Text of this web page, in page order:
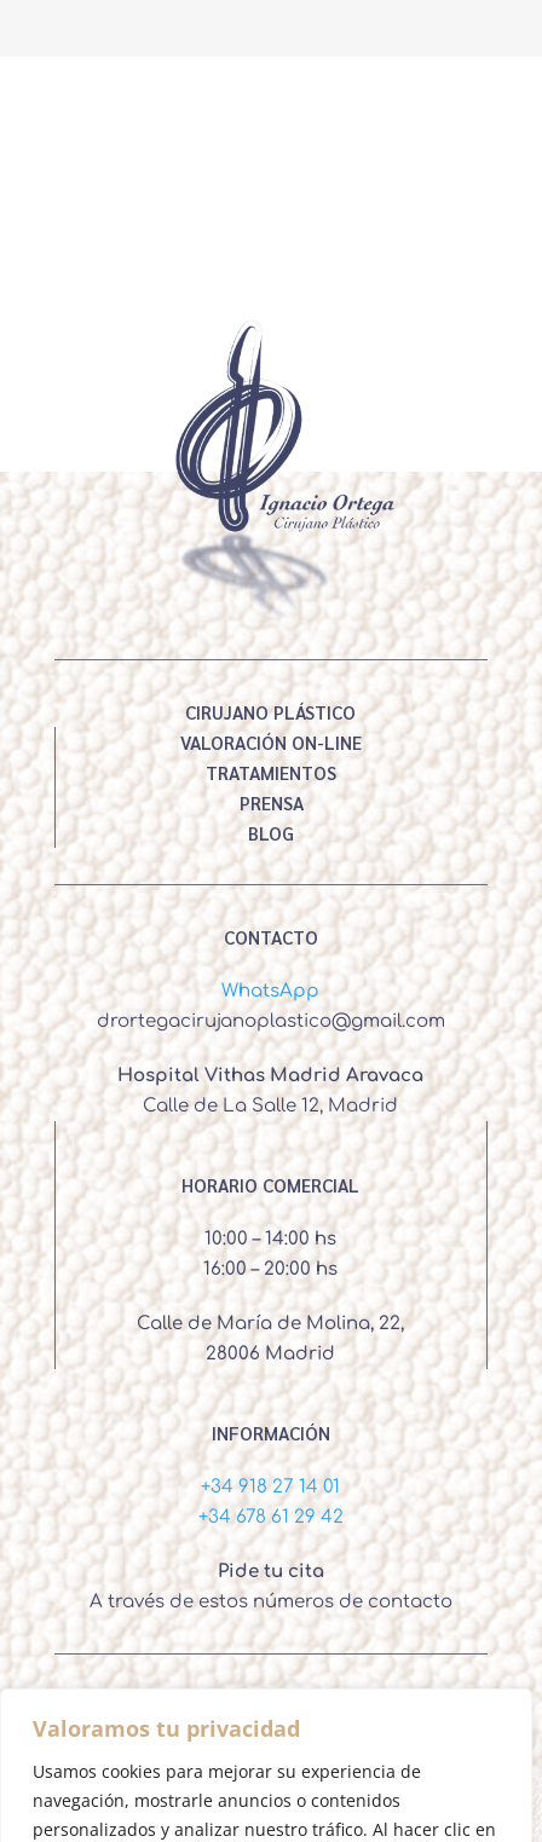
Valoramos tu privacidad
Usamos cookies para mejorar su experiencia de
navegación, mostrarle anuncios o contenidos
personalizados y analizar nuestro tráfico. Al hacer clic en
CIRUJANO PLÁSTICO
VALORACIÓN ON-LINE
TRATAMIENTOS
PRENSA
BLOG
CONTACTO
WhatsApp
drortegacirujanoplastico@gmail.com
Hospital Vithas Madrid Aravaca
Calle de La Salle 12, Madrid
HORARIO COMERCIAL
10:00 – 14:00 hs
16:00 – 20:00 hs
Calle de María de Molina, 22,
28006 Madrid
INFORMACIÓN
+34 918 27 14 01
+34 678 61 29 42
Pide tu cita
A través de estos números de contacto